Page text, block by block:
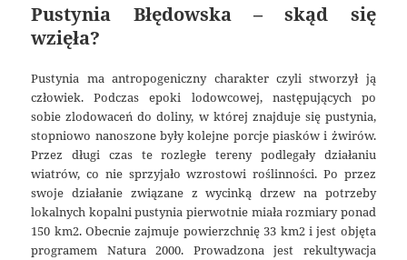
Pustynia Błędowska – skąd się
wzięła?
Pustynia ma antropogeniczny charakter czyli stworzył ją
człowiek. Podczas epoki lodowcowej, następujących po
sobie zlodowaceń do doliny, w której znajduje się pustynia,
stopniowo nanoszone były kolejne porcje piasków i żwirów.
Przez długi czas te rozległe tereny podlegały działaniu
wiatrów, co nie sprzyjało wzrostowi roślinności. Po przez
swoje działanie związane z wycinką drzew na potrzeby
lokalnych kopalni pustynia pierwotnie miała rozmiary ponad
150 km2. Obecnie zajmuje powierzchnię 33 km2 i jest objęta
programem Natura 2000. Prowadzona jest rekultywacja